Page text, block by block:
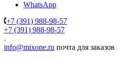
WhatsApp
+7 (391) 988-98-57
+7 (391) 988-98-57
info@mixone.ru почта для заказов